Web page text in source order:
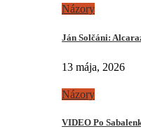
Názory
Ján Solčáni:
13 mája, 2026
Názory
VIDEO Po